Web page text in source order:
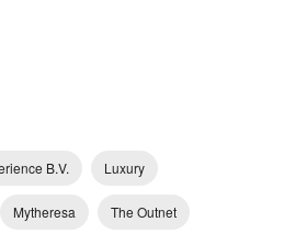
B.V. Luxury
Mytheresa The Outnet